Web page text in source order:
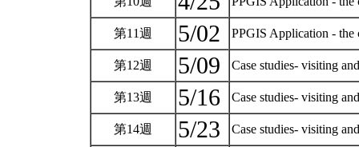
第11週 5/02 PPGIS Application - the
第12週 5/09 Case studies- visiting
第13週 5/16 Case studies- visiting
第14週 5/23 Case studies- visiting